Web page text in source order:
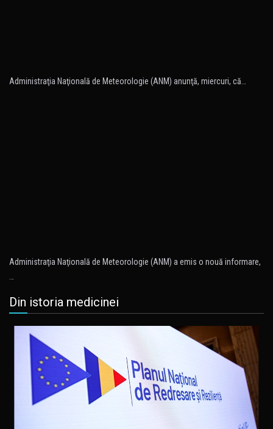
Administraţia Naţională de Meteorologie (ANM) anunţă, miercuri, că…
Administraţia Naţională de Meteorologie (ANM) a emis o nouă informare,
…
Din istoria medicinei